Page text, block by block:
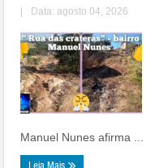
Data: agosto 04, 2026
Manuel Nunes afirma ...